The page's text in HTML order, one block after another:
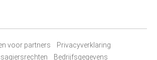
voor partners
Privacyverklaring
Bedrijfsgegevens